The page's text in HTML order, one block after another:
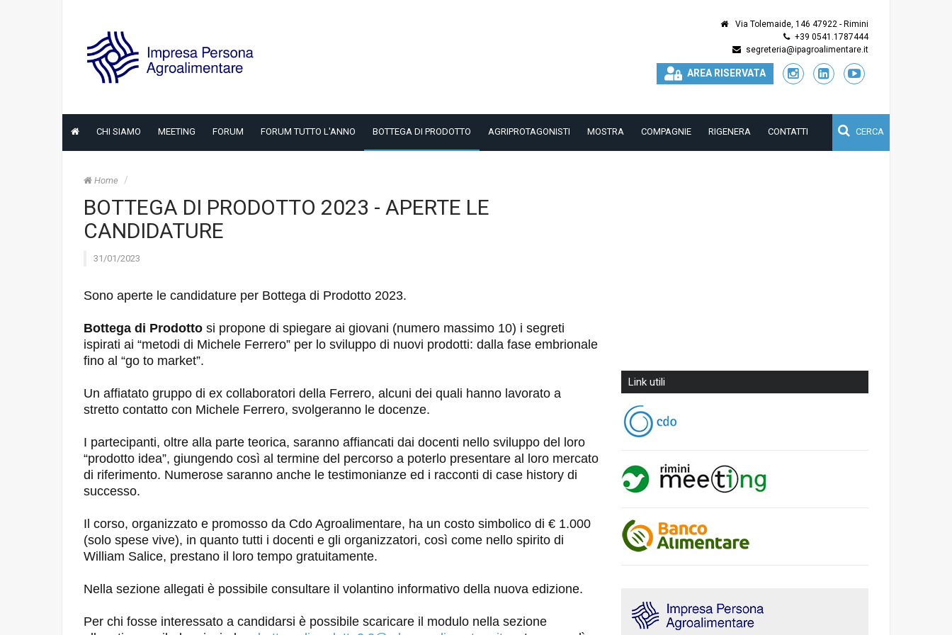
Via Tolemaide, 146 47922 - Rimini
+39 0541.1787444
segreteria@ipagroalimentare.it
AREA RISERVATA
CHI SIAMO MEETING FORUM FORUM TUTTO L'ANNO BOTTEGA DI PRODOTTO AGRIPROTAGONISTI MOSTRA COMPAGNIE RIGENERA CONTATTI CERCA
Home
BOTTEGA DI PRODOTTO 2023 - APERTE LE
CANDIDATURE
31/01/2023
Sono aperte le candidature per Bottega di Prodotto 2023.
Bottega di Prodotto si propone di spiegare ai giovani (numero massimo 10) i segreti
ispirati ai “metodi di Michele Ferrero” per lo sviluppo di nuovi prodotti: dalla fase embrionale
fino al “go to market”.
Un affiatato gruppo di ex collaboratori della Ferrero, alcuni dei quali hanno lavorato a
stretto contatto con Michele Ferrero, svolgeranno le docenze.
I partecipanti, oltre alla parte teorica, saranno affiancati dai docenti nello sviluppo del loro
“prodotto idea”, giungendo così al termine del percorso a poterlo presentare al loro mercato
di riferimento. Numerose saranno anche le testimonianze ed i racconti di case history di
successo.
Il corso, organizzato e promosso da Cdo Agroalimentare, ha un costo simbolico di € 1.000
(solo spese vive), in quanto tutti i docenti e gli organizzatori, così come nello spirito di
William Salice, prestano il loro tempo gratuitamente.
Nella sezione allegati è possibile consultare il volantino informativo della nuova edizione.
Per chi fosse interessato a candidarsi è possibile scaricare il modulo nella sezione
Link utili